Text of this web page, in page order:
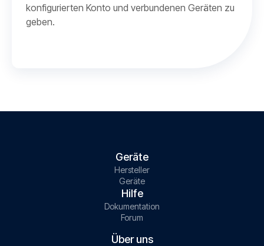
konfigurierten Konto und verbundenen Geräten zu
geben.
Geräte
Hersteller
Geräte
Hilfe
Dokumentation
Forum
Über uns